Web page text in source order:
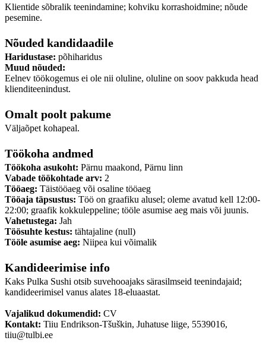
Klientide sõbralik teenindamine; kohviku korrashoidmine; nõude
pesemine.
Nõuded kandidaadile
Haridustase: põhiharidus
Muud nõuded:
Eelnev töökogemus ei ole nii oluline, oluline on soov pakkuda head
klienditeenindust.
Omalt poolt pakume
Väljaõpet kohapeal.
Töökoha andmed
Töökoha asukoht: Pärnu maakond, Pärnu linn
Vabade töökohtade arv: 2
Tööaeg: Täistööaeg või osaline tööaeg
Tööaja täpsustus: Töö on graafiku alusel; oleme avatud kell 12:00-
22:00; graafik kokkuleppeline; tööle asumise aeg mais või juunis.
Vahetustega: Jah
Töösuhte kestus: tähtajaline (null)
Tööle asumise aeg: Niipea kui võimalik
Kandideerimise info
Kaks Pulka Sushi otsib suvehooajaks särasilmseid teenindajaid;
kandideerimisel vanus alates 18-eluaastat.
Vajalikud dokumendid: CV
Kontakt: Tiiu Endrikson-Tšuškin, Juhatuse liige, 5539016,
tiiu@tulbi.ee